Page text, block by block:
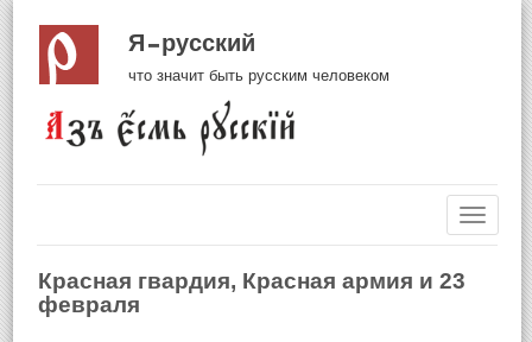
Я русский
что значит быть русским человеком
Красная гвардия, Красная армия и 23
февраля